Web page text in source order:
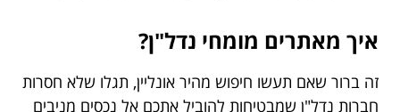
איך מאתרים מומחי נדל"ן?
זה ברור שאם תעשו חיפוש מהיר אונליין, תגלו שלא חסרות
חברות נדל"ן שמבטיחות להוביל אתכם אל נכסים מניבים